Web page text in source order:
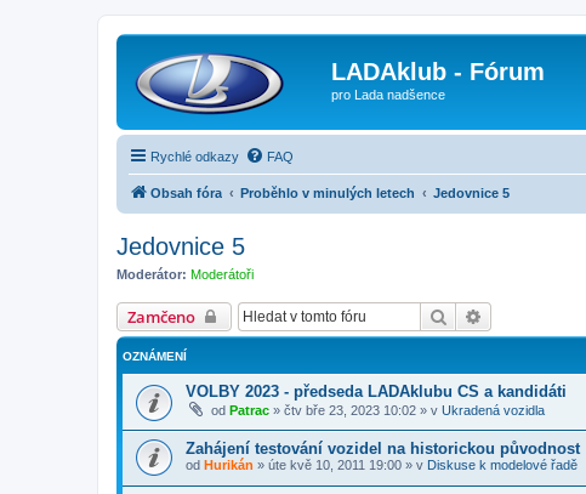
LADAklub - Fórum
pro Lada nadšence
Rychlé odkazy FAQ
Obsah fóra Proběhlo v minulých letech Jedovnice 5
Jedovnice 5
Moderátor: Moderátoři
Zamčeno Hledat
OZNÁMENÍ
VOLBY 2023 - předseda LADAklubu CS a kandidáti
od Patrac » čtv bře 23, 2023 10:02 » v Ukradená vozidla
Zahájení testování vozidel na historickou původnost
od Hurikán » úte kvě 10, 2011 19:00 » v Diskuse k modelové řadě